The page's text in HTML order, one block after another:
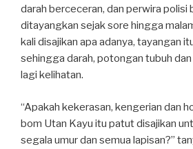
darah berceceran, dan perwira
ditayangkan sejak sore hingga
kali disajikan apa adanya, tayangan
sehingga darah, potongan tubuh
lagi kelihatan.
“Apakah kekerasan, kengerian dan
bom Utan Kayu itu patut disajikan
segala umur dan semua lapisan?”